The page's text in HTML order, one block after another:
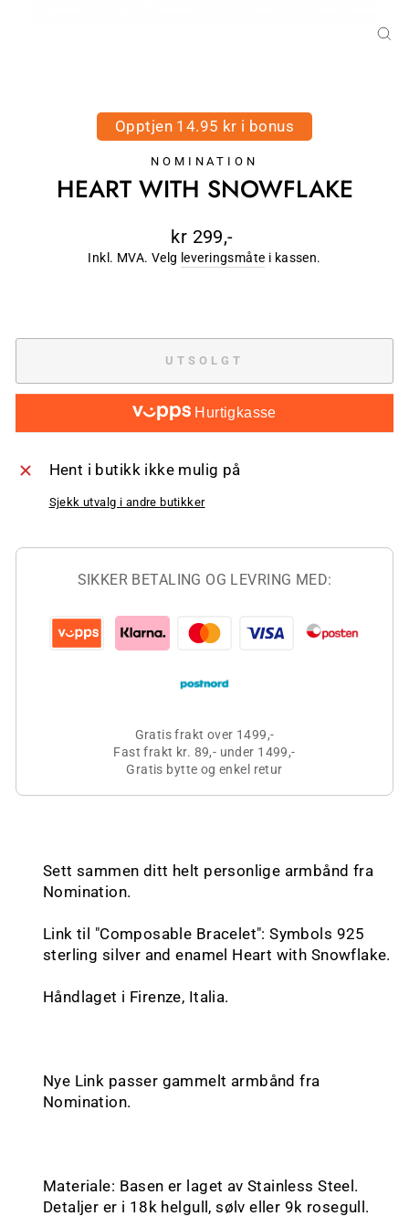
Opptjen 14.95 kr i bonus
NOMINATION
HEART WITH SNOWFLAKE
Ordinær
pris
kr 299,-
Inkl. MVA. Velg leveringsmåte i kassen.
UTSOLGT
Hurtigkasse
Hent i butikk ikke mulig på
Sjekk utvalg i andre butikker
SIKKER BETALING OG LEVRING MED:
Gratis frakt over 1499,-
Fast frakt kr. 89,- under 1499,-
Gratis bytte og enkel retur
Sett sammen ditt helt personlige armbånd fra
Nomination.
Link til "Composable Bracelet": Symbols 925
sterling silver and enamel Heart with Snowflake.
Håndlaget i Firenze, Italia.
Nye Link passer gammelt armbånd fra
Nomination.
Materiale: Basen er laget av Stainless Steel.
Detaljer er i 18k helgull, sølv eller 9k rosegull.